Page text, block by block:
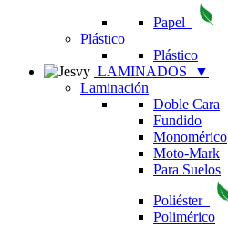
Papel
Plástico
Plástico
LAMINADOS
▼
Laminación
Doble Cara
Fundido
Monomérico
Moto-Mark
Para Suelos
Poliéster
Polimérico